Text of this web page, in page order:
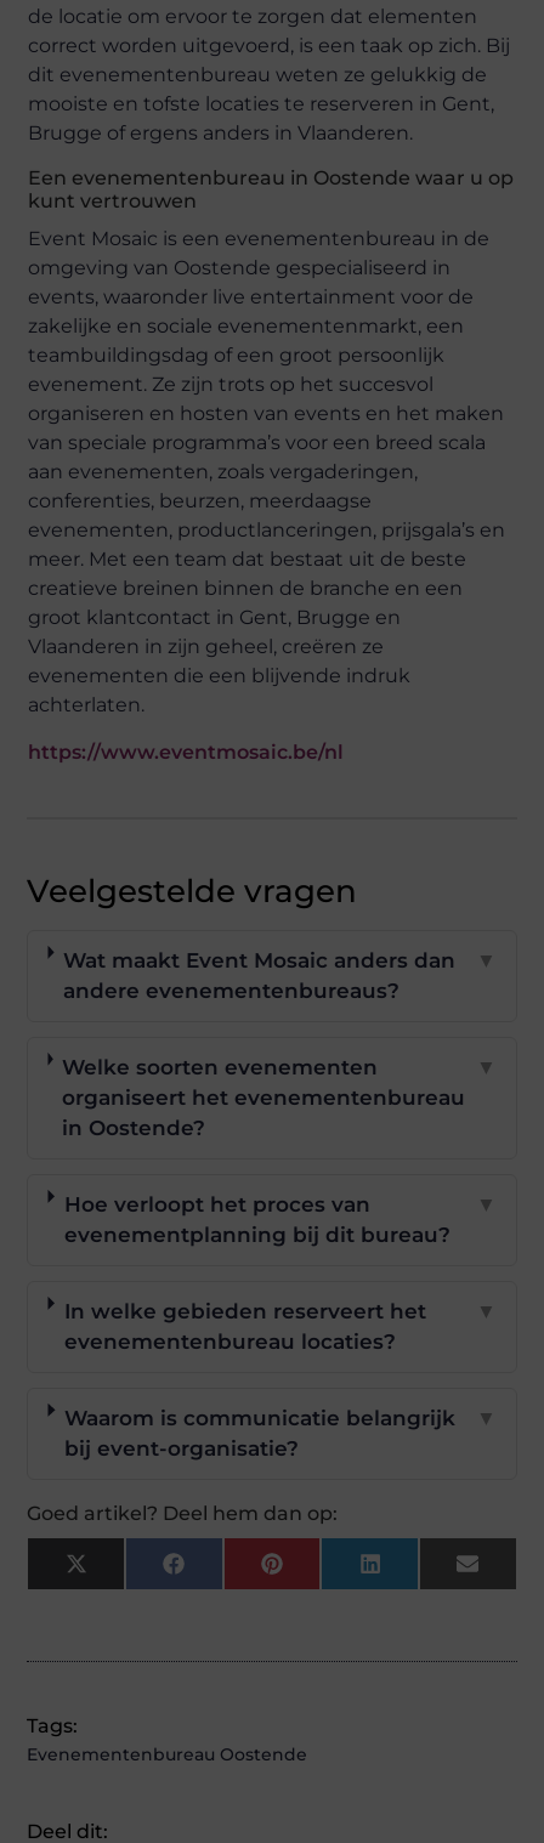
de locatie om ervoor te zorgen dat elementen
correct worden uitgevoerd, is een taak op zich. Bij
dit evenementenbureau weten ze gelukkig de
mooiste en tofste locaties te reserveren in Gent,
Brugge of ergens anders in Vlaanderen.
Een evenementenbureau in Oostende waar u op
kunt vertrouwen
Event Mosaic is een evenementenbureau in de
omgeving van Oostende gespecialiseerd in
events, waaronder live entertainment voor de
zakelijke en sociale evenementenmarkt, een
teambuildingsdag of een groot persoonlijk
evenement. Ze zijn trots op het succesvol
organiseren en hosten van events en het maken
van speciale programma’s voor een breed scala
aan evenementen, zoals vergaderingen,
conferenties, beurzen, meerdaagse
evenementen, productlanceringen, prijsgala’s en
meer. Met een team dat bestaat uit de beste
creatieve breinen binnen de branche en een
groot klantcontact in Gent, Brugge en
Vlaanderen in zijn geheel, creëren ze
evenementen die een blijvende indruk
achterlaten.
https://www.eventmosaic.be/nl
Veelgestelde vragen
Wat maakt Event Mosaic anders dan
andere evenementenbureaus?
▼
Welke soorten evenementen
organiseert het evenementenbureau
in Oostende?
▼
Hoe verloopt het proces van
evenementplanning bij dit bureau?
▼
In welke gebieden reserveert het
evenementenbureau locaties?
▼
Waarom is communicatie belangrijk
bij event-organisatie?
▼
Goed artikel? Deel hem dan op:
X
(Twitter)
FacebookPinterestLinkedInEmail
Tags:
Evenementenbureau Oostende
Deel dit: